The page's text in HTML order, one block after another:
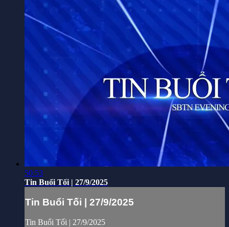
50:53
Tin Buổi Tối | 27/9/2025
Tin Buổi Tối | 27/9/2025
Tin Buổi Tối | 27/9/2025